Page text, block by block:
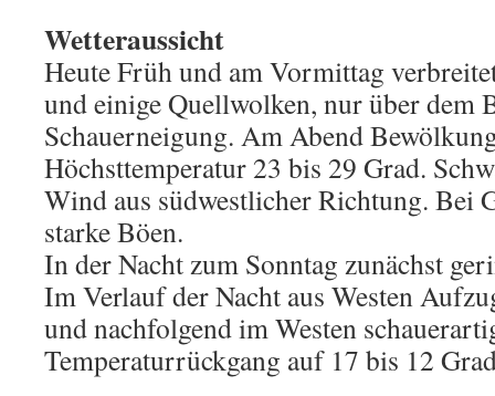
Wetteraussicht
Heute Früh und am Vormittag
und einige Quellwolken, nur über dem
Schauerneigung. Am Abend
Höchsttemperatur 23 bis 29 Grad.
Wind aus südwestlicher Richtung. Bei
starke Böen.
In der Nacht zum Sonntag zunächst
Im Verlauf der Nacht aus Westen
und nachfolgend im Westen
Temperaturrückgang auf 17 bis 12